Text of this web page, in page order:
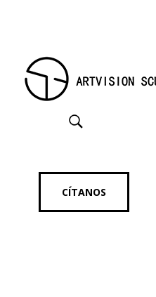
CÍTANOS